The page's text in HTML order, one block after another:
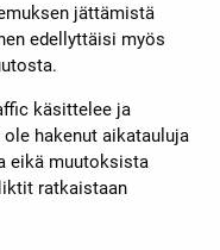
jättämistä
edellyttäisi myös
käsittelee ja
hakenut aikatauluja
eikä muutoksista
ratkaistaan